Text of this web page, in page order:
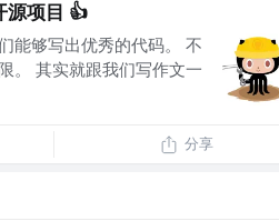
源项目 👍
能够写出优秀的代码。 不
。 其实就跟我们写作文一
分享